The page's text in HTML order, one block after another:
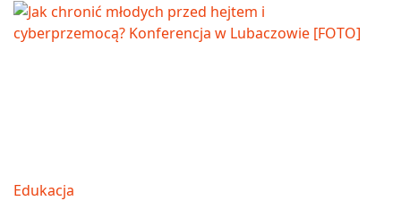
Edukacja